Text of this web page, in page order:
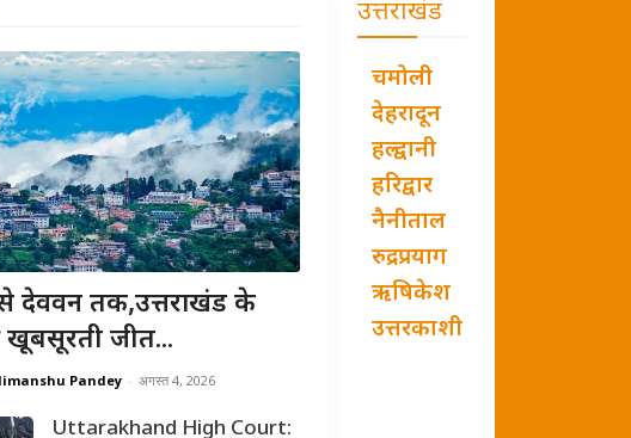
देववन तक,उत्तराखंड के
खूबसूरती जीत...
Pandey - अगस्त 4, 2026
Uttarakhand High Court:
उत्तराखंड
चमोली
देहरादून
हल्द्वानी
हरिद्वार
नैनीताल
रुद्रप्रयाग
ऋषिकेश
उत्तरकाशी